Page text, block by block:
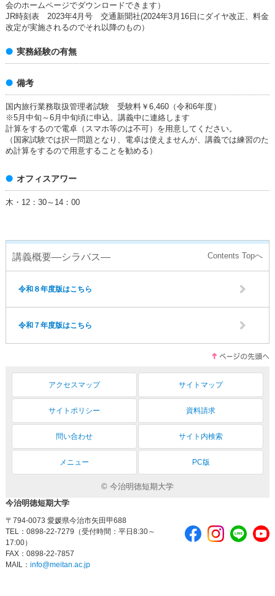
会のホームページでダウンロードできます）
JR時刻表 2023年4月号 交通新聞社(2024年3月16日にダイヤ改正、料金
改定が実施されるのでそれ以降のもの）
実務経験の有無
備考
国内旅行業務取扱管理者試験 受験料￥6,460（令和6年度）
※5月中旬～6月中旬頃に申込。講義中に連絡します
計算をするので電卓（スマホ等のは不可）を用意してください。
（国家試験では択一問題となり、電卓は使えませんが、講義では練習のた
め計算をするので用意することを勧める）
オフィスアワー
木・12：30～14：00
講義概要―シラバス―
令和８年度版はこちら
令和７年度版はこちら
アクセスマップ サイトマップ
サイトポリシー 資料請求
問い合わせ サイト内検索
メニュー PC版
© 今治明徳短期大学
今治明徳短期大学
〒794-0073 愛媛県今治市矢田甲688
TEL：0898-22-7279（受付時間：平日8:30～
17:00）
FAX：0898-22-7857
MAIL： info@meitan.ac.jp